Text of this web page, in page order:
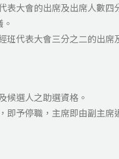
大會的出席及出席人數
代表大會三分之二的出
候選人之助選資格。
予停職，主席即由副主